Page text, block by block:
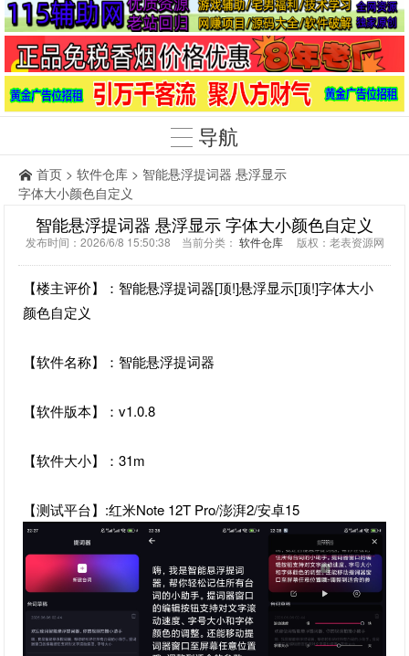
导航
首页 > 软件仓库 > 智能悬浮提词器 悬浮显示
字体大小颜色自定义
智能悬浮提词器 悬浮显示 字体大小颜色自定义
发布时间：2026/6/8 15:50:38 当前分类： 软件仓库版权：老表资源网
【楼主评价】：智能悬浮提词器[顶!]悬浮显示[顶!]字体大小
颜色自定义
【软件名称】：智能悬浮提词器
【软件版本】：v1.0.8
【软件大小】：31m
【测试平台】:红米Note 12T Pro/澎湃2/安卓15